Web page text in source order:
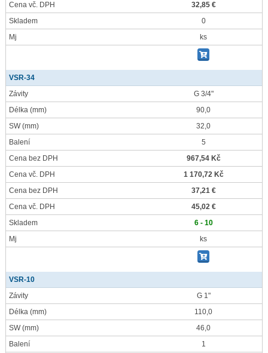
Cena vč. DPH
32,85 €
Skladem
0
Mj
ks
VSR-34
Závity
G 3/4"
Délka (mm)
90,0
SW(mm)
32,0
Balení
5
Cena bez DPH
967,54 Kč
Cena vč. DPH
1 170,72 Kč
Cena bez DPH
37,21 €
Cena vč. DPH
45,02 €
Skladem
6 - 10
Mj
ks
VSR-10
Závity
G 1"
Délka (mm)
110,0
SW(mm)
46,0
Balení
1